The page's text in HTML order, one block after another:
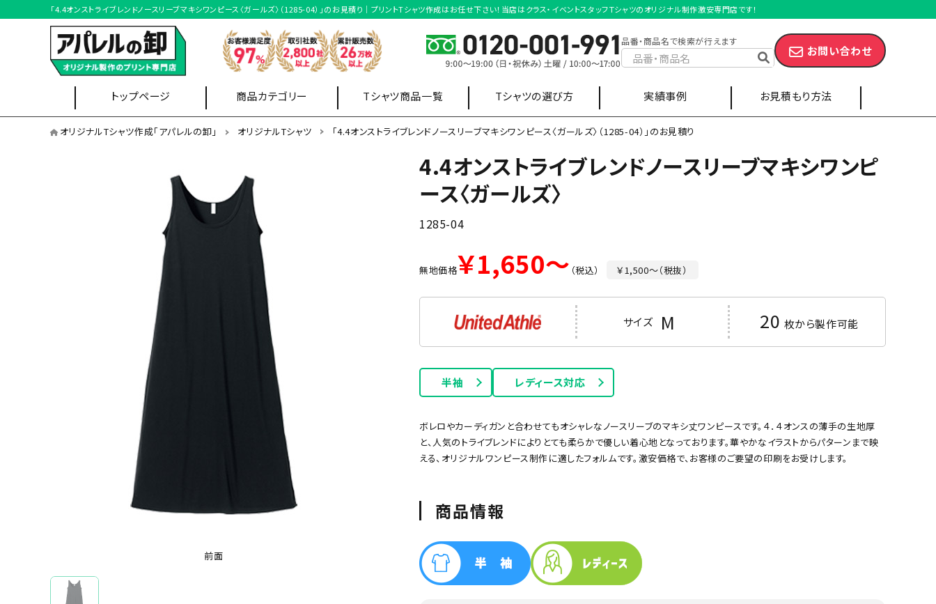
「4.4オンストライブレンドノースリーブマキシワンピース〈ガールズ〉（1285-04）」のお見積り｜プリントTシャツ作成はお任せ下さい！当店はクラス・イベントスタッフＴシャツのオリジナル制作激安専門店です！
品番・商品名で検索が行えます
お問い合わせ
トップページ 商品カテゴリー
Tシャツ ブルゾン
スウェット・
パーカー
ワイシャツ
Tシャツ商品一覧
Tシャツの選び方
オフィス制服 スポーツ・サークル
クラスTシャツ
オリジナルTシャツを形状から選ぶ
半袖Tシャツ タンクトップ
オリジナルTシャツを機能から選ぶ
ドライTシャツ
オリジナルTシャツを本体カラーから選ぶ
ブラック グレー
ブランドから選ぶ
実績事例 お見積もり方法
オリジナルTシャツ作成「アパレルの卸」 オリジナルTシャツ 「4.4オンストライブレンドノースリーブマキシワンピース〈ガールズ〉（1285-04）」のお見積り
前面
4.4オンストライブレンドノースリーブマキシワンピ
ース〈ガールズ〉
1285-04
無地価格￥1,650～ （税込） ￥1,500～（税抜）
サイズ M 20 枚から製作可能
半袖 レディース対応
ボレロやカーディガンと合わせてもオシャレなノースリーブのマキシ丈ワンピースです。４．４オンスの薄手の生地厚
と、人気のトライブレンドによりとても柔らかで優しい着心地となっております。華やかなイラストからパターンまで映
える、オリジナルワンピース制作に適したフォルムです。激安価格で、お客様のご要望の印刷をお受けします。
商品情報